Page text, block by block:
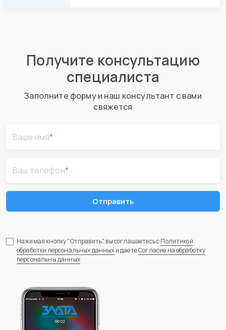
Получите консультацию
специалиста
Заполните форму и наш консультант с вами
свяжется
Ваше имя*
Ваш телефон*
Отправить
Нажимая кнопку "Отправить", вы соглашаетесь сПолитикой
обработки персональных данных и даетеСогласие на обработку
персональны данных